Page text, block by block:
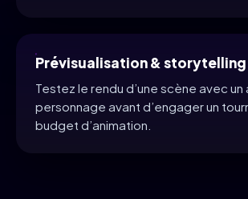
Prévisualisation & storytelling
Testez le rendu d’une scène avec un
personnage avant d’engager un
budget d’animation.